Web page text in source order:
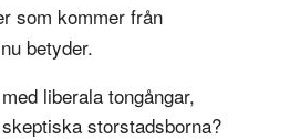
som kommer från
betyder.
liberala tongångar,
storstadsborna?